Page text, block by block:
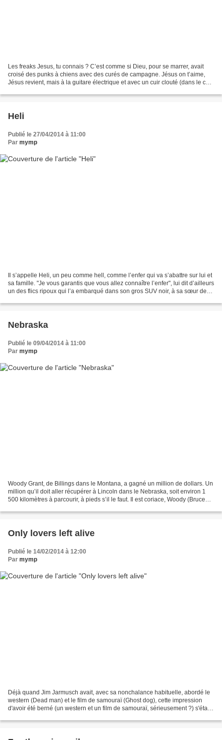
Les freaks Jesus, tu connais ? C’est comme si Dieu, pour se marrer, avait
croisé des punks à chiens avec des curés de campagne. Jésus on t’aime,
Jésus revient, mais à la guitare électrique et avec un cuir clouté (dans le cuir,
Heli
Publié le 27/04/2014 à 11:00
Par mymp
Il s’appelle Heli, un peu comme hell, comme l’enfer qui va s’abattre sur lui et
sa famille. "Je vous garantis que vous allez connaître l’enfer", lui dit d’ailleurs
un des flics ripoux qui l’a embarqué dans son gros SUV noir, à sa sœur de
Nebraska
Publié le 09/04/2014 à 11:00
Par mymp
Woody Grant, de Billings dans le Montana, a gagné un million de dollars. Un
million qu’il doit aller récupérer à Lincoln dans le Nebraska, soit environ 1
500 kilomètres à parcourir, à pieds s’il le faut. Il est coriace, Woody (Bruce
Only lovers left alive
Publié le 14/02/2014 à 12:00
Par mymp
Déjà quand Jim Jarmusch avait, avec sa nonchalance habituelle, abordé le
western (Dead man) et le film de samouraï (Ghost dog), cette impression
d'avoir été berné (un western et un film de samouraï, sérieusement ?) s'était